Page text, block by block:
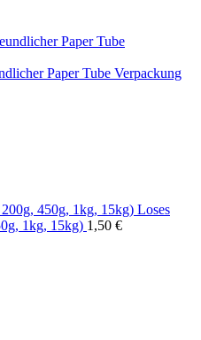
Paper Tube Verpackung
Loses
1kg, 15kg) 1,50 €